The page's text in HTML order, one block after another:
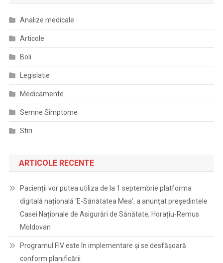
Analize medicale
Articole
Boli
Legislatie
Medicamente
Semne Simptome
Stiri
ARTICOLE RECENTE
Pacienții vor putea utiliza de la 1 septembrie platforma
digitală națională ‘E-Sănătatea Mea’, a anunțat președintele
Casei Naționale de Asigurări de Sănătate, Horațiu-Remus
Moldovan
Programul FIV este în implementare și se desfășoară
conform planificării